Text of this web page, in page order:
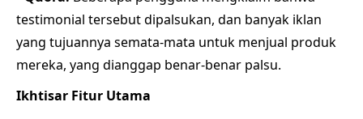
testimonial tersebut dipalsukan, dan banyak iklan
yang tujuannya semata-mata untuk menjual produk
mereka, yang dianggap benar-benar palsu.
Ikhtisar Fitur Utama